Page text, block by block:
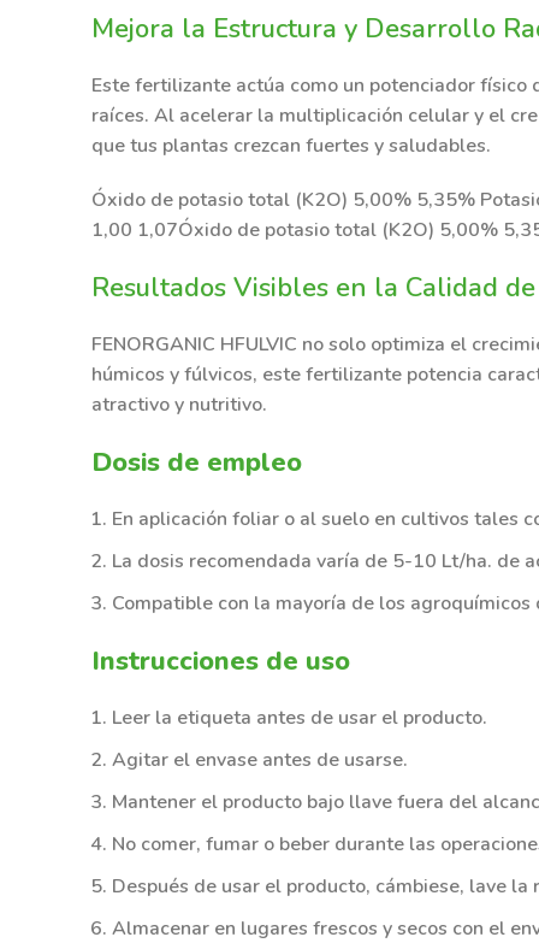
Mejora la Estructura y Desarrollo
Este fertilizante actúa como un potenciador
raíces. Al acelerar la multiplicación celular y el
que tus plantas crezcan fuertes y saludables.
Óxido de potasio total (K2O) 5,00% 5,35%
1,00 1,07Óxido de potasio total (K2O) 5,00%
Resultados Visibles en la Calidad
FENORGANIC HFULVIC no solo optimiza el
húmicos y fúlvicos, este fertilizante potencia
atractivo y nutritivo.
Dosis de empleo
En aplicación foliar o al suelo en cultivos tales
La dosis recomendada varía de 5-10 Lt/ha. de
Compatible con la mayoría de los agroquímicos
Instrucciones de uso
Leer la etiqueta antes de usar el producto.
Agitar el envase antes de usarse.
Mantener el producto bajo llave fuera del
No comer, fumar o beber durante las
Después de usar el producto, cámbiese, lave
Almacenar en lugares frescos y secos con el